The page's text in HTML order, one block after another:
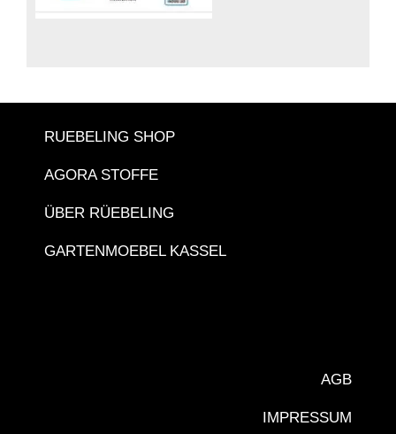
RUEBELING SHOP
AGORA STOFFE
ÜBER RÜEBELING
GARTENMOEBEL KASSEL
AGB
IMPRESSUM